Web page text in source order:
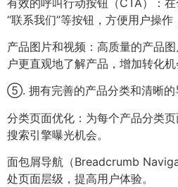
“联系我们”等按钮，方便用户操作
产品图片和视频：高质量的产品
户更直观地了解产品，增加转化机
⑤. 拥有完善的产品分类和清晰的
分类页面优化：为每个产品分类
搜索引擎曝光机会。
面包屑导航（Breadcrumb
处页面层级，提高用户体验。